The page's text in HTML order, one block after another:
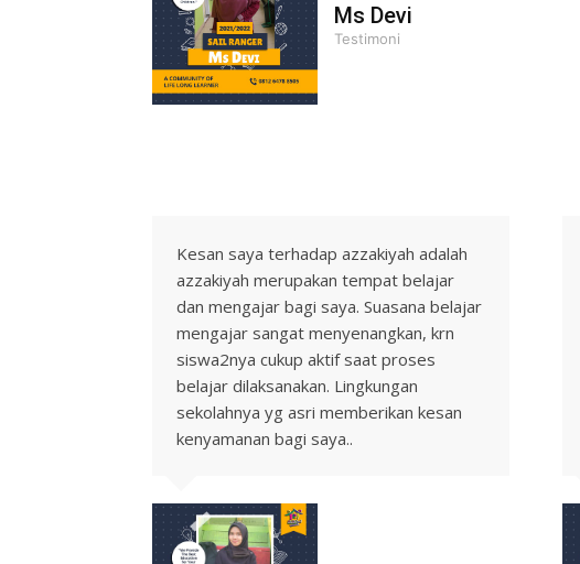
Ms Devi
Testimoni
Kesan saya terhadap azzakiyah adalah
azzakiyah merupakan tempat belajar
dan mengajar bagi saya. Suasana belajar
mengajar sangat menyenangkan, krn
siswa2nya cukup aktif saat proses
belajar dilaksanakan. Lingkungan
sekolahnya yg asri memberikan kesan
kenyamanan bagi saya..